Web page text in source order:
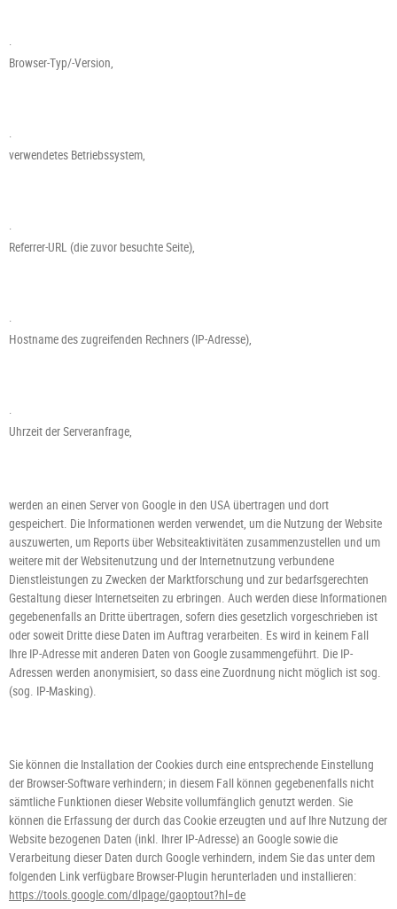
·
Browser-Typ/-Version,
·
verwendetes Betriebssystem,
·
Referrer-URL (die zuvor besuchte Seite),
·
Hostname des zugreifenden Rechners (IP-Adresse),
·
Uhrzeit der Serveranfrage,
werden an einen Server von Google in den USA übertragen und dort
gespeichert. Die Informationen werden verwendet, um die Nutzung der Website
auszuwerten, um Reports über Websiteaktivitäten zusammenzustellen und um
weitere mit der Websitenutzung und der Internetnutzung verbundene
Dienstleistungen zu Zwecken der Marktforschung und zur bedarfsgerechten
Gestaltung dieser Internetseiten zu erbringen. Auch werden diese Informationen
gegebenenfalls an Dritte übertragen, sofern dies gesetzlich vorgeschrieben ist
oder soweit Dritte diese Daten im Auftrag verarbeiten. Es wird in keinem Fall
Ihre IP-Adresse mit anderen Daten von Google zusammengeführt. Die IP-
Adressen werden anonymisiert, so dass eine Zuordnung nicht möglich ist sog.
(sog. IP-Masking).
Sie können die Installation der Cookies durch eine entsprechende Einstellung
der Browser-Software verhindern; in diesem Fall können gegebenenfalls nicht
sämtliche Funktionen dieser Website vollumfänglich genutzt werden. Sie
können die Erfassung der durch das Cookie erzeugten und auf Ihre Nutzung der
Website bezogenen Daten (inkl. Ihrer IP-Adresse) an Google sowie die
Verarbeitung dieser Daten durch Google verhindern, indem Sie das unter dem
folgenden Link verfügbare Browser-Plugin herunterladen und installieren:
https://tools.google.com/dlpage/gaoptout?hl=de